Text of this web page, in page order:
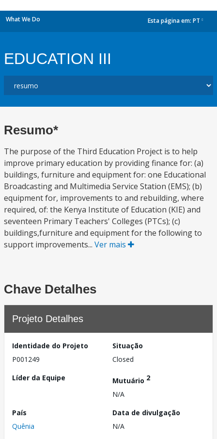
What We Do Esta página em: PT
EDUCATION III
Resumo*
The purpose of the Third Education Project is to help
improve primary education by providing finance for: (a)
buildings, furniture and equipment for: one Educational
Broadcasting and Multimedia Service Station (EMS); (b)
equipment for, improvements to and rebuilding, where
required, of: the Kenya Institute of Education (KIE) and
seventeen Primary Teachers' Colleges (PTCs); (c)
buildings,furniture and equipment for the following to
support improvements... Ver mais
Chave Detalhes
Projeto Detalhes
Identidade do Projeto
P001249
Situação
Closed
Líder da Equipe
Mutuário 2
N/A
País
Quênia
Data de divulgação
N/A